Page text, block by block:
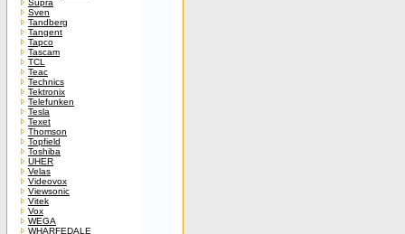
Supra
Sven
Tandberg
Tangent
Tapco
Tascam
TCL
Teac
Technics
Tektronix
Telefunken
Tesla
Texet
Thomson
Topfield
Toshiba
UHER
Velas
Videovox
Viewsonic
Vitek
Vox
WEGA
WHARFEDALE